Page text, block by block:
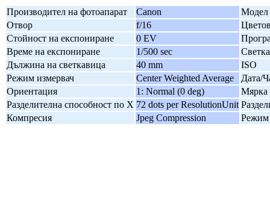
Производител на фотоапарат Canon
Модел
Отвор
f/16
Стойност на експониране
0 EV
Време на експониране
1/500 sec
Дължина на светкавица
40 mm
ISO
Режим измервач
Center Weighted Average
Дата/
Ориентация
1: Normal (0 deg)
Мярка
Разделителна способност по X 72 dots per ResolutionUnit
Компресия
Jpeg Compression Режим